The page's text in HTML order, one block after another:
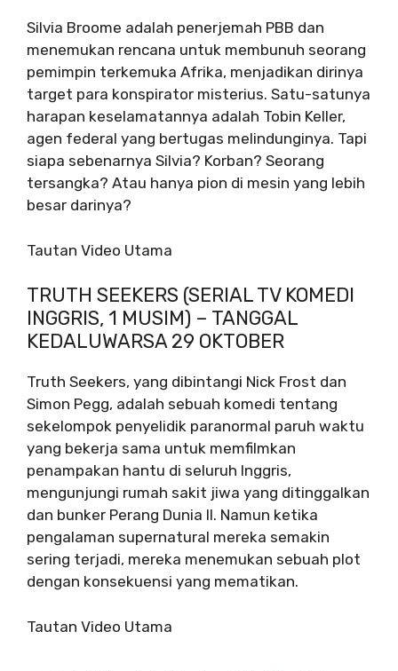
Silvia Broome adalah penerjemah PBB dan
menemukan rencana untuk membunuh seorang
pemimpin terkemuka Afrika, menjadikan dirinya
target para konspirator misterius. Satu-satunya
harapan keselamatannya adalah Tobin Keller,
agen federal yang bertugas melindunginya. Tapi
siapa sebenarnya Silvia? Korban? Seorang
tersangka? Atau hanya pion di mesin yang lebih
besar darinya?
Tautan Video Utama
TRUTH SEEKERS (SERIAL TV KOMEDI
INGGRIS, 1 MUSIM) – TANGGAL
KEDALUWARSA 29 OKTOBER
Truth Seekers, yang dibintangi Nick Frost dan
Simon Pegg, adalah sebuah komedi tentang
sekelompok penyelidik paranormal paruh waktu
yang bekerja sama untuk memfilmkan
penampakan hantu di seluruh Inggris,
mengunjungi rumah sakit jiwa yang ditinggalkan
dan bunker Perang Dunia II. Namun ketika
pengalaman supernatural mereka semakin
sering terjadi, mereka menemukan sebuah plot
dengan konsekuensi yang mematikan.
Tautan Video Utama